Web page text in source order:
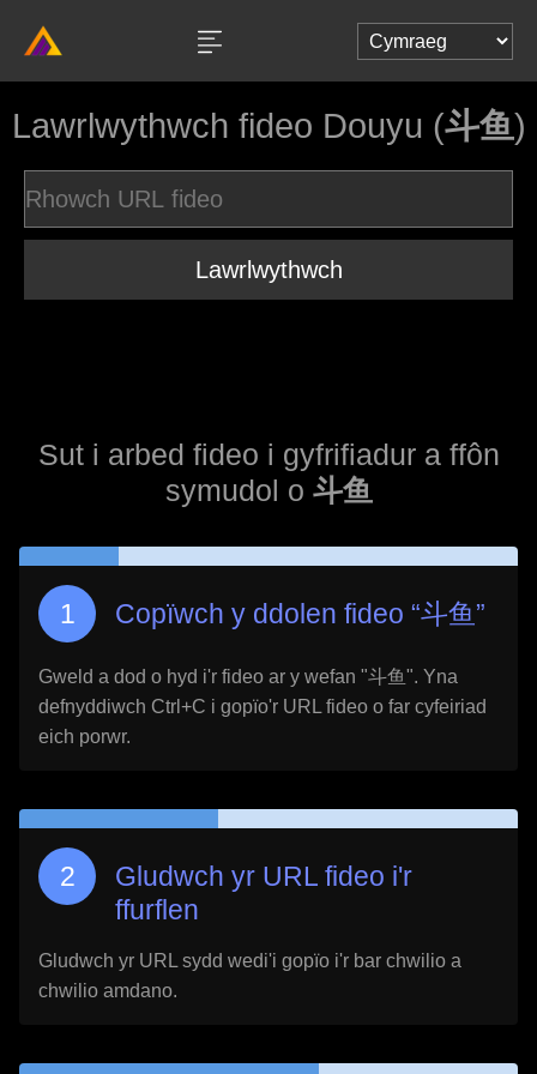
Lawrlwythwch fideo Douyu (斗鱼)
Lawrlwythwch
Sut i arbed fideo i gyfrifiadur a ffôn
symudol o 斗鱼
Copïwch y ddolen fideo “斗鱼”
Gweld a dod o hyd i'r fideo ar y wefan "斗鱼". Yna
defnyddiwch Ctrl+C i gopïo'r URL fideo o far cyfeiriad
eich porwr.
Gludwch yr URL fideo i'r
ffurflen
Gludwch yr URL sydd wedi'i gopïo i'r bar chwilio a
chwilio amdano.